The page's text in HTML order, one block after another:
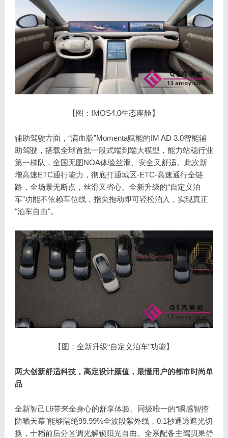
【图：IMOS4.0生态座舱】
辅助驾驶方面，“满血版”Momenta赋能的IM AD 3.0智能辅
助驾驶，搭载全球首批一段式端到端大模型，能力站稳行业
第一梯队，全国无图NOA体验丝滑、安全又舒适。此次新
增高速ETC通行能力，彻底打通城区-ETC-高速通行全链
路，全场景无断点，丝滑又省心。全新升级的“自定义泊
车”功能不依赖车位线，指尖拖动即可轻松泊入，实现真正
"泊车自由"。
【图：全新升级“自定义泊车”功能】
两大创新舒适科技，高定设计颜值，最懂用户的都市时尚单
品
全新智己L6带来全身心的舒享体验。同级唯一的“瞬感智控
防晒天幕”能够隔绝99.99%全波段紫外线，0.1秒通透遮光切
换，十档前后分区调光解锁阳光自由。全系配备主驾贝果舒